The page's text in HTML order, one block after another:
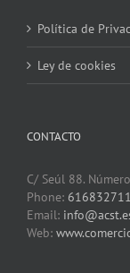
Política de
Ley de cookies
CONTACTO
C/ Seúl 88.
Phone: 616832711
Email:
Web: